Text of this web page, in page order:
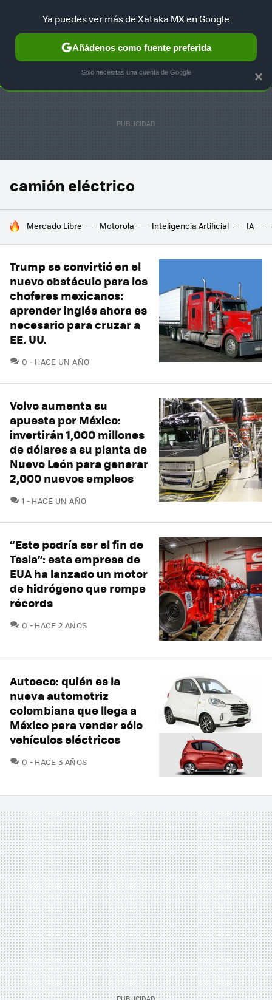
SELECCIÓN GAMING HOME AUTO TERRITORIO
camión eléctrico
HOY SE HABLA DE
Mercado Libre Motorola Inteligencia Artificial IA
Trump se convirtió en el
nuevo obstáculo para los
choferes mexicanos:
aprender inglés ahora es
necesario para cruzar a
EE. UU.
0 COMENTARIOS
HACE UN AÑO
Volvo aumenta su
apuesta por México:
invertirán 1,000 millones
de dólares a su planta de
Nuevo León para generar
2,000 nuevos empleos
1 COMENTARIOS
HACE UN AÑO
“Este podría ser el fin de
Tesla”: esta empresa de
EUA ha lanzado un motor
de hidrógeno que rompe
récords
0 COMENTARIOS
HACE 2 AÑOS
Autoeco: quién es la
nueva automotriz
colombiana que llega a
México para vender sólo
vehículos eléctricos
0 COMENTARIOS
HACE 3 AÑOS
×
Ya puedes ver más de Xataka MX en Google
Añádenos como fuente preferida
Solo necesitas una cuenta de Google